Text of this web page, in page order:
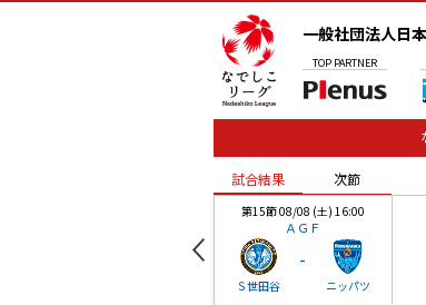
一般社団法人日
TOP PARTNER
試合結果 次節
第15節 08/08 (土) 16:00
ＡＧＦ
Ｓ世田谷
-
ニッパツ